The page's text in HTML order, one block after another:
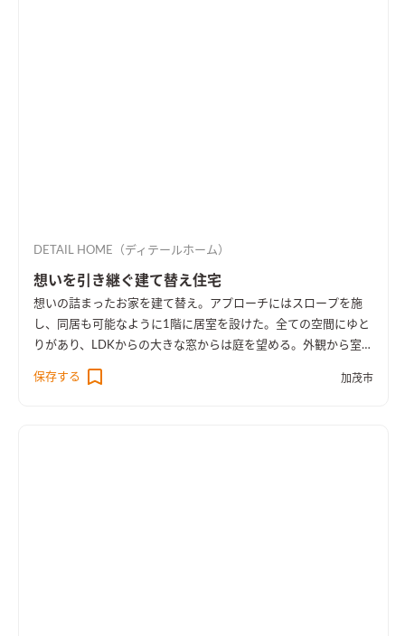
DETAIL HOME（ディテールホーム）
想いを引き継ぐ建て替え住宅
想いの詰まったお家を建て替え。アプローチにはスロープを施
し、同居も可能なように1階に居室を設けた。全ての空間にゆと
りがあり、LDKからの大きな窓からは庭を望める。外観から室内
空間まで広さを感じる事のできるお家となった。
保存する
加茂市